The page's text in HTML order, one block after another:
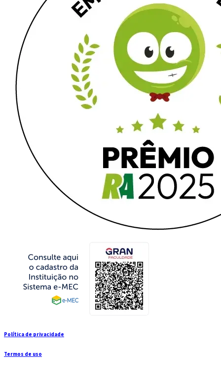
Política de privacidade
Termos de uso